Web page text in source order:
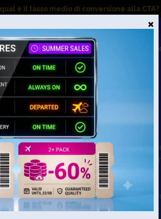
medio di conversione alla CTA? 29 Mag
Caratteristiche Pricing
molti servizi alla comunità e ai
di base. Questa lista è perfetta per
tutti i dettagli del tuo target e contattarlo,